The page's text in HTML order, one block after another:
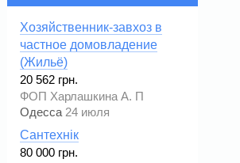
Хозяйственник-завхоз в
частное домовладение
(Жильё)
20 562 грн.
ФОП Харлашкина А. П
Одесса 24 июля
Сантехнік
80 000 грн.